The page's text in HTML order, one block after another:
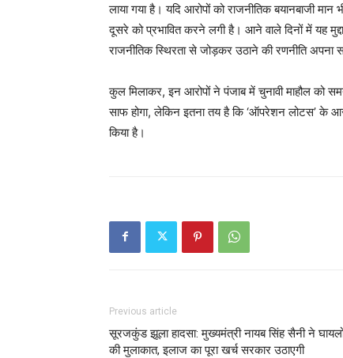
लाया गया है। यदि आरोपों को राजनीतिक बयानबाजी
दूसरे को प्रभावित करने लगी है। आने वाले दिनों में यह
राजनीतिक स्थिरता से जोड़कर उठाने की रणनीति अपना
कुल मिलाकर, इन आरोपों ने पंजाब में चुनावी माहौल को
साफ होगा, लेकिन इतना तय है कि ‘ऑपरेशन लोटस’ के
किया है।
Previous article
सूरजकुंड झूला हादसा: मुख्यमंत्री नायब सिंह सैनी ने
की मुलाकात, इलाज का पूरा खर्च सरकार उठाएगी